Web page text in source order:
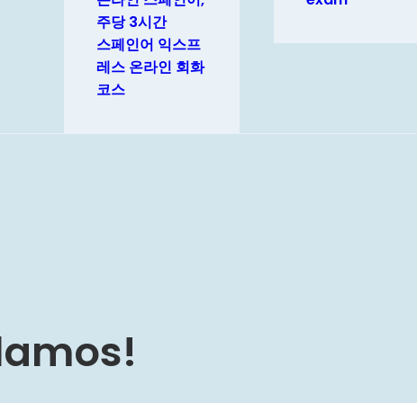
주당 3시간
스페인어 익스프
레스 온라인 회화
코스